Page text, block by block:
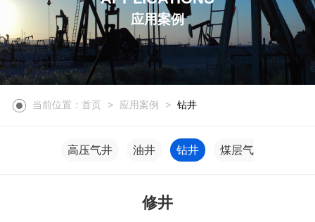
应用案例
当前位置：首页 > 应用案例 > 钻井
高压气井 油井 钻井 煤层气井
修井